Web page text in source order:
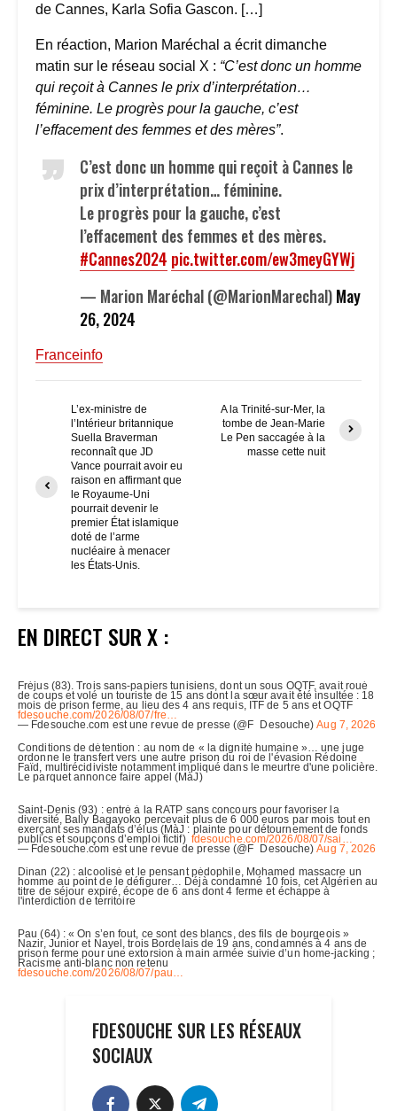
de Cannes, Karla Sofia Gascon. […]
En réaction, Marion Maréchal a écrit dimanche
matin sur le réseau social X : “C’est donc un homme
qui reçoit à Cannes le prix d’interprétation…
féminine. Le progrès pour la gauche, c’est
l’effacement des femmes et des mères”.
C’est donc un homme qui reçoit à Cannes le
prix d’interprétation… féminine.
Le progrès pour la gauche, c’est
l’effacement des femmes et des mères.
#Cannes2024 pic.twitter.com/ew3meyGYWj
— Marion Maréchal (@MarionMarechal)May
26, 2024
Franceinfo
L’ex-ministre de
l’Intérieur britannique
Suella Braverman
reconnaît que JD
Vance pourrait avoir eu
raison en affirmant que
le Royaume-Uni
pourrait devenir le
premier État islamique
doté de l’arme
nucléaire à menacer
les États-Unis.
A la Trinité-sur-Mer, la
tombe de Jean-Marie
Le Pen saccagée à la
masse cette nuit
EN DIRECT SUR X :
FDESOUCHE SUR LES RÉSEAUX
SOCIAUX